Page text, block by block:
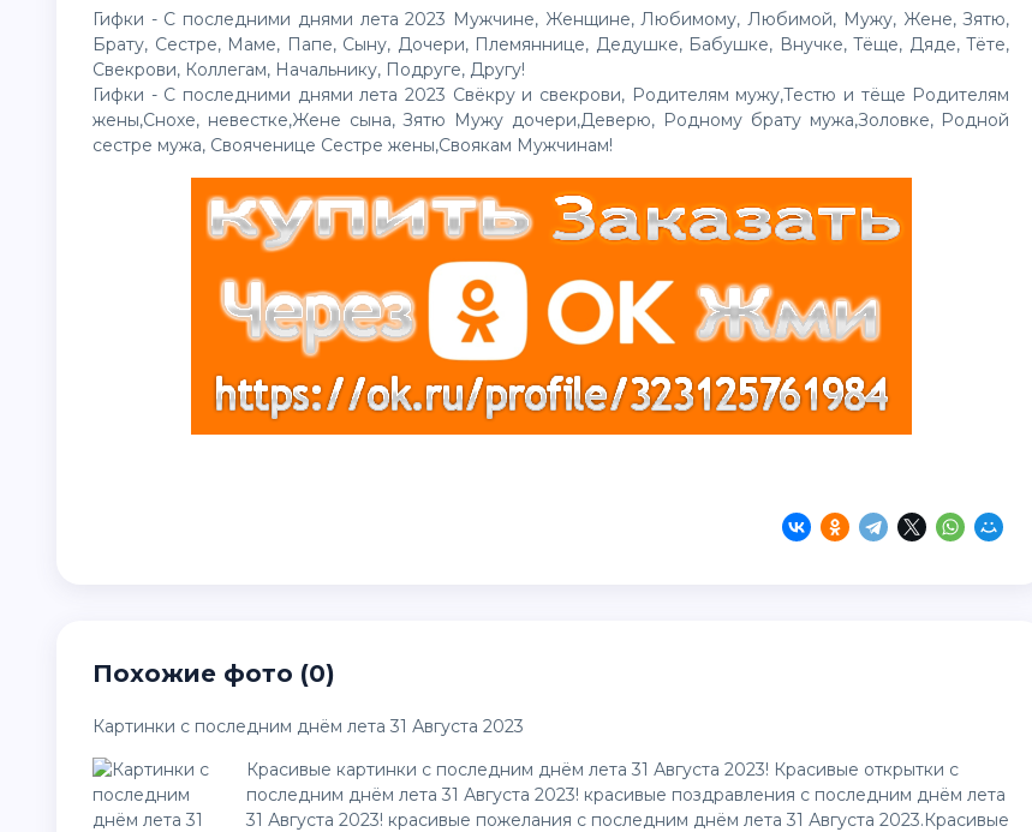
Гифки - С последними днями лета 2023 Мужчине, Женщине, Любимому, Любимой, Мужу, Жене, Зятю,
Брату, Сестре, Маме, Папе, Сыну, Дочери, Племяннице, Дедушке, Бабушке, Внучке, Тёще, Дяде, Тёте,
Свекрови, Коллегам, Начальнику, Подруге, Другу!
Гифки - С последними днями лета 2023 Свёкру и свекрови, Родителям мужу,Тестю и тёще Родителям
жены,Снохе, невестке,Жене сына, Зятю Мужу дочери,Деверю, Родному брату мужа,Золовке, Родной
сестре мужа, Свояченице Сестре жены,Своякам Мужчинам!
Похожие фото (0)
Картинки с последним днём лета 31 Августа 2023
Красивые картинки с последним днём лета 31 Августа 2023! Красивые открытки с
последним днём лета 31 Августа 2023! красивые поздравления с последним днём лета
31 Августа 2023! красивые пожелания с последним днём лета 31 Августа 2023.Красивые